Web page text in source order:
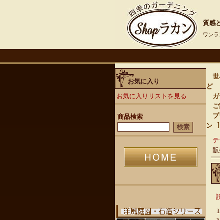
質感
ワン
お気に入り
お気に入りリストを見る
商品検索
世
ど
ガ
ご
ン ]